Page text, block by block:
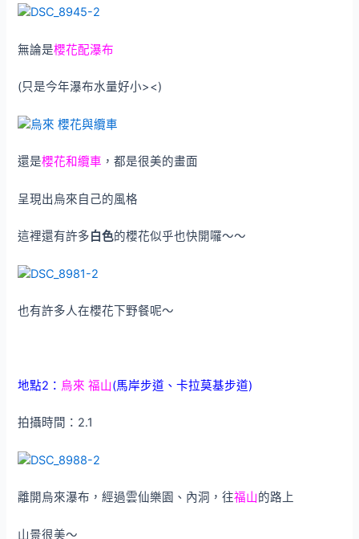
無論是櫻花配瀑布
(只是今年瀑布水量好小><)
還是櫻花和纜車 ，都是很美的畫面
呈現出烏來自己的風格
這裡還有許多白色的櫻花似乎也快開囉～～
也有許多人在櫻花下野餐呢～
地點2： 烏來 福山(馬岸步道、卡拉莫基步道)
拍攝時間：2.1
離開烏來瀑布，經過雲仙樂園、內洞，往福山的路上
山景很美～